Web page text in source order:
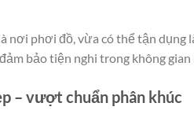
nơi phơi đồ, vừa có thể tận dụng
bảo tiện nghi trong không gian
– vượt chuẩn phân khúc